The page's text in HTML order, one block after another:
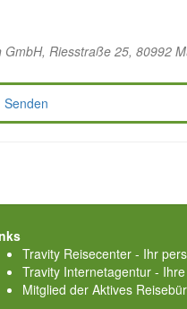
GmbH, Riesstraße 25, 80992
Senden
Travity Reisecenter - Ihr
Travity Internetagentur -
Mitglied der Aktives